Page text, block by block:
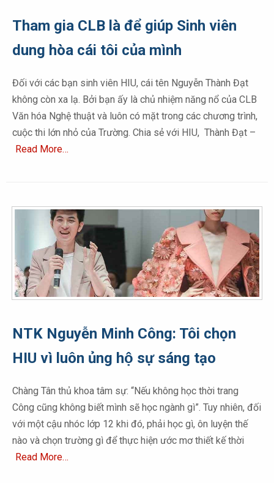
Tham gia CLB là để giúp Sinh viên
dung hòa cái tôi của mình
Đối với các bạn sinh viên HIU, cái tên Nguyễn Thành Đạt
không còn xa lạ. Bởi bạn ấy là chủ nhiệm năng nổ của CLB
Văn hóa Nghệ thuật và luôn có mặt trong các chương trình,
cuộc thi lớn nhỏ của Trường. Chia sẻ với HIU, Thành Đạt –
Read More…
NTK Nguyễn Minh Công: Tôi chọn
HIU vì luôn ủng hộ sự sáng tạo
Chàng Tân thủ khoa tâm sự: “Nếu không học thời trang
Công cũng không biết mình sẽ học ngành gì”. Tuy nhiên, đối
với một cậu nhóc lớp 12 khi đó, phải học gì, ôn luyện thế
nào và chọn trường gì để thực hiện ước mơ thiết kế thời
Read More…